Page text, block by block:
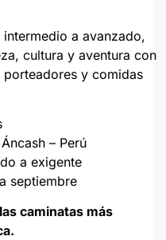
a avanzado,
cultura y aventura con
y comidas
– Perú
a exigente
septiembre
caminatas más